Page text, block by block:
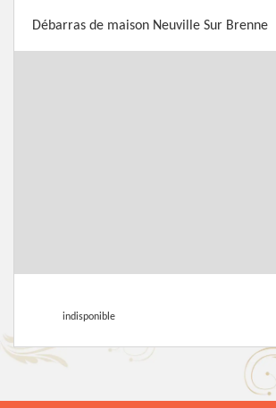
Débarras de maison Neuville Sur Brenne
indisponible